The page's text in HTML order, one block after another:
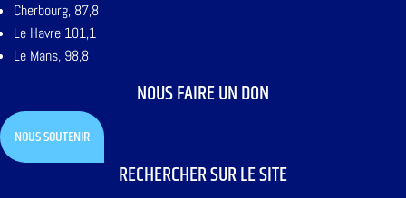
Cherbourg, 87,8
Le Havre 101,1
Le Mans, 98,8
NOUS FAIRE UN DON
NOUS SOUTENIR
RECHERCHER SUR LE SITE